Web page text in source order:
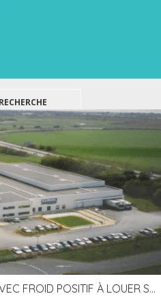
recherche.
PLATEFORME LOGISTIQUE AVEC FROID POSITIF À LOUER SECTEUR NIORT (79)